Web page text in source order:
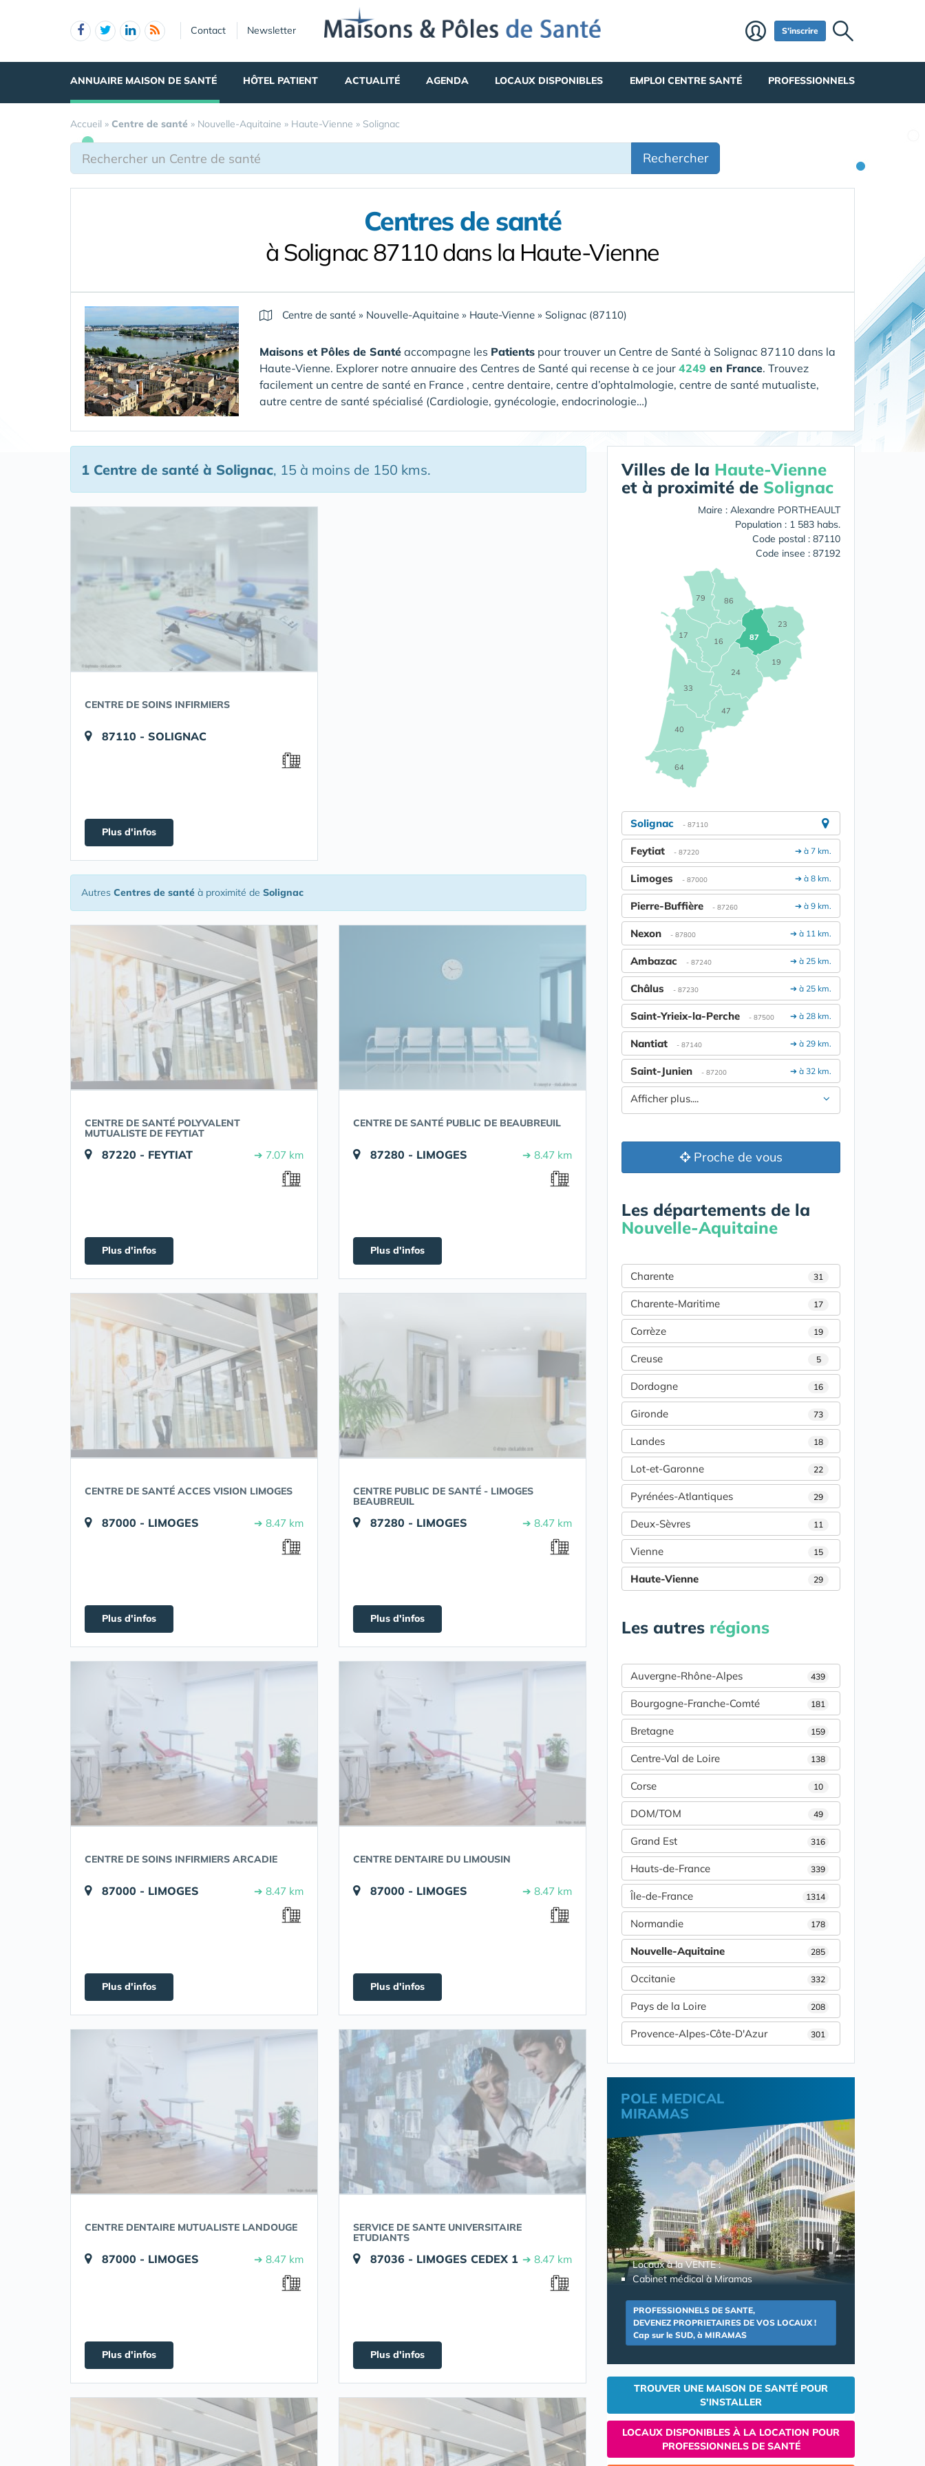
Contact Newsletter S'inscrire
ANNUAIRE MAISON DE SANTÉ HÔTEL PATIENT ACTUALITÉ AGENDA LOCAUX DISPONIBLES EMPLOI CENTRE SANTÉ PROFESSIONNELS
Accueil » Centre de santé » Nouvelle-Aquitaine » Haute-Vienne » Solignac
Rechercher
Centres de santé
à Solignac 87110 dans la Haute-Vienne
Centre de santé » Nouvelle-Aquitaine » Haute-Vienne » Solignac (87110)
Maisons et Pôles de Santé accompagne les Patients pour trouver un Centre de Santé à Solignac 87110 dans la
Haute-Vienne. Explorer notre annuaire des Centres de Santé qui recense à ce jour 4249 en France. Trouvez
facilement un centre de santé en France , centre dentaire, centre d’ophtalmologie, centre de santé mutualiste,
autre centre de santé spécialisé (Cardiologie, gynécologie, endocrinologie…)
1 Centre de santé à Solignac, 15 à moins de 150 kms.
CENTRE DE SOINS INFIRMIERS
87110 - SOLIGNAC
Plus d'infos
Autres Centres de santé à proximité de Solignac
CENTRE DE SANTÉ POLYVALENT
MUTUALISTE DE FEYTIAT
87220 - FEYTIAT ➔ 7.07 km
Plus d'infos
CENTRE DE SANTÉ PUBLIC DE BEAUBREUIL
87280 - LIMOGES ➔ 8.47 km
Plus d'infos
CENTRE DE SANTÉ ACCES VISION LIMOGES
87000 - LIMOGES ➔ 8.47 km
Plus d'infos
CENTRE PUBLIC DE SANTÉ - LIMOGES
BEAUBREUIL
87280 - LIMOGES ➔ 8.47 km
Plus d'infos
CENTRE DE SOINS INFIRMIERS ARCADIE
87000 - LIMOGES ➔ 8.47 km
Plus d'infos
CENTRE DENTAIRE DU LIMOUSIN
87000 - LIMOGES ➔ 8.47 km
Plus d'infos
CENTRE DENTAIRE MUTUALISTE LANDOUGE
87000 - LIMOGES ➔ 8.47 km
Plus d'infos
SERVICE DE SANTE UNIVERSITAIRE
ETUDIANTS
87036 - LIMOGES CEDEX 1 ➔ 8.47 km
Plus d'infos
Villes de la Haute-Vienne
et à proximité de Solignac
Maire : Alexandre PORTHEAULT
Population : 1 583 habs.
Code postal : 87110
Code insee : 87192
16
17
19
23
24
33
40
47
64
79 86
87
Solignac - 87110
➔ à 7 km.
Feytiat - 87220
➔ à 8 km.
Limoges - 87000
➔ à 9 km.
Pierre-Buffière - 87260
➔ à 11 km.
Nexon - 87800
➔ à 25 km.
Ambazac - 87240
➔ à 25 km.
Châlus - 87230
➔ à 28 km.
Saint-Yrieix-la-Perche - 87500
➔ à 29 km.
Nantiat - 87140
➔ à 32 km.
Saint-Junien - 87200
Afficher plus....
Proche de vous
Les départements de la
Nouvelle-Aquitaine
Charente 31
Charente-Maritime 17
Corrèze 19
Creuse 5
Dordogne 16
Gironde 73
Landes 18
Lot-et-Garonne 22
Pyrénées-Atlantiques 29
Deux-Sèvres 11
Vienne 15
Haute-Vienne 29
Les autres régions
Auvergne-Rhône-Alpes 439
Bourgogne-Franche-Comté 181
Bretagne 159
Centre-Val de Loire 138
Corse 10
DOM/TOM 49
Grand Est 316
Hauts-de-France 339
Île-de-France 1314
Normandie 178
Nouvelle-Aquitaine 285
Occitanie 332
Pays de la Loire 208
Provence-Alpes-Côte-D'Azur 301
POLE MEDICAL
MIRAMAS
Locaux à la VENTE :
Cabinet médical à Miramas
PROFESSIONNELS DE SANTE,
DEVENEZ PROPRIETAIRES DE VOS LOCAUX !
Cap sur le SUD, à MIRAMAS
TROUVER UNE MAISON DE SANTÉ POUR
S'INSTALLER
LOCAUX DISPONIBLES À LA LOCATION POUR
PROFESSIONNELS DE SANTÉ